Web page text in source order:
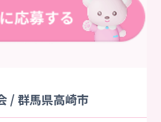
/ 群馬県高崎市